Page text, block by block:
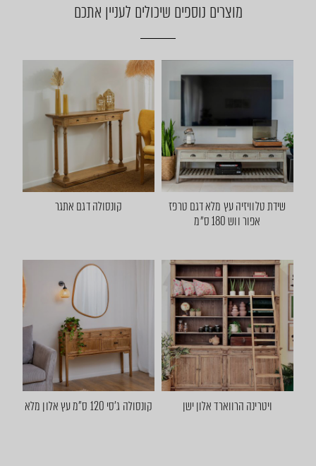
מוצרים נוספים שיכולים לעניין אתכם
שידת טלוויזיה עץ מלא דגם טרפז
אפור ווש 180 ס״מ
קונסולה דגם אתגר
ויטרינה הרווארד אלון ישן קונסולה ג'סי 120 ס"מ עץ אלון מלא